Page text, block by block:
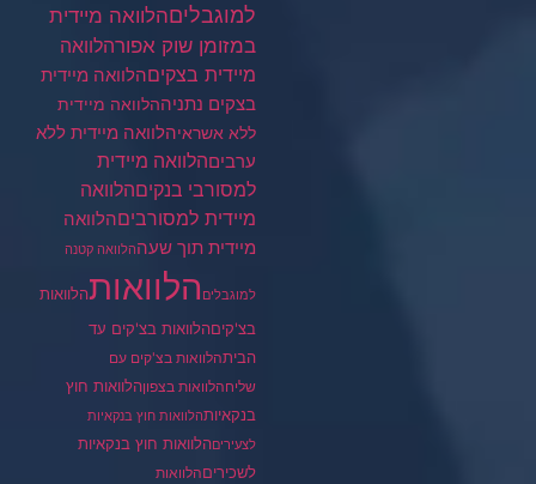
למוגבליםהלוואה מיידית
במזומן שוק אפורהלוואה
מיידית בצקיםהלוואה מיידית
בצקים נתניההלוואה מיידית
ללא אשראיהלוואה מיידית ללא
ערביםהלוואה מיידית
למסורבי בנקיםהלוואה
מיידית למסורביםהלוואה
מיידית תוך שעההלוואה קטנה
למוגבלים הלוואותהלוואות
בצ'קיםהלוואות בצ'קים עד
הביתהלוואות בצ'קים עם
שליחהלוואות בצפוןהלוואות חוץ
בנקאיותהלוואות חוץ בנקאיות
לצעיריםהלוואות חוץ בנקאיות
לשכיריםהלוואות